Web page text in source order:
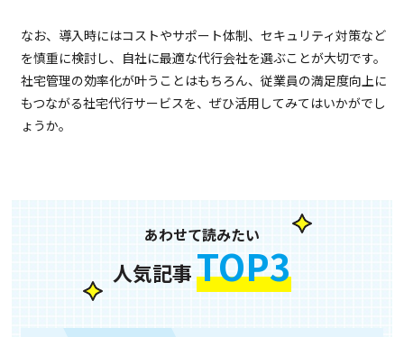
なお、導入時にはコストやサポート体制、セキュリティ対策など
を慎重に検討し、自社に最適な代行会社を選ぶことが大切です。
社宅管理の効率化が叶うことはもちろん、従業員の満足度向上に
もつながる社宅代行サービスを、ぜひ活用してみてはいかがでし
ょうか。
あわせて読みたい
人気記事TOP3